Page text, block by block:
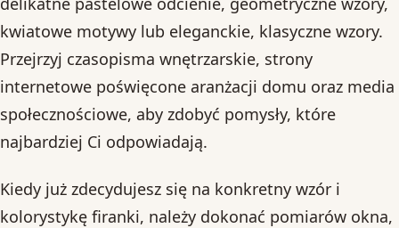
kwiatowe motywy lub eleganckie, klasyczne wzory.
Przejrzyj czasopisma wnętrzarskie, strony
internetowe poświęcone aranżacji domu oraz media
społecznościowe, aby zdobyć pomysły, które
najbardziej Ci odpowiadają.
Kiedy już zdecydujesz się na konkretny wzór i
kolorystykę firanki, należy dokonać pomiarów okna,